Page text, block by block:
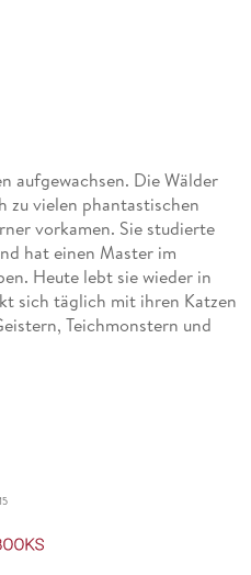
aufgewachsen. Die Wälder
vielen phantastischen
vorkamen. Sie studierte
hat einen Master im
Heute lebt sie wieder in
sich täglich mit ihren Katzen
Teichmonstern und
freie Übersetzerin aus dem
und
anderem die Werke von Liz
15